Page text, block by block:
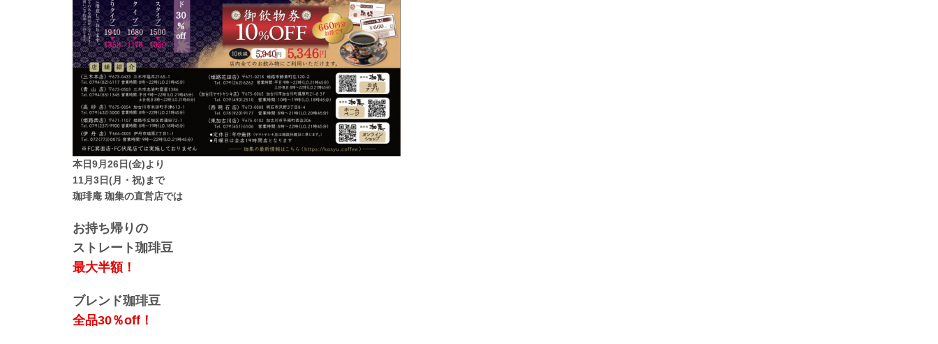
本日9月26日(金)より
11月3日(月・祝)まで
珈琲庵 珈集の直営店では
お持ち帰りの
ストレート珈琲豆
最大半額！
ブレンド珈琲豆
全品30％off！